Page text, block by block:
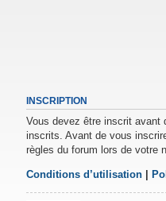
INSCRIPTION
Vous devez être inscrit avant
inscrits. Avant de vous
règles du forum lors de votre
Conditions d’utilisation